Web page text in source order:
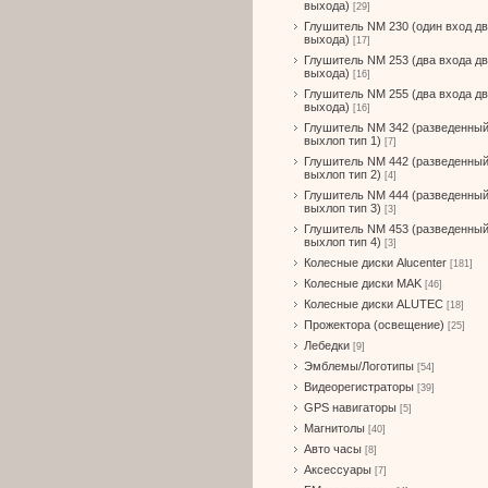
выхода) [29]
Глушитель NM 230 (один вход
выхода) [17]
Глушитель NM 253 (два входа
выхода) [16]
Глушитель NM 255 (два входа
выхода) [16]
Глушитель NM 342 (разведенный
выхлоп тип 1) [7]
Глушитель NM 442 (разведенный
выхлоп тип 2) [4]
Глушитель NM 444 (разведенный
выхлоп тип 3) [3]
Глушитель NM 453 (разведенный
выхлоп тип 4) [3]
Колесные диски Alucenter [181]
Колесные диски MAK [46]
Колесные диски ALUTEC [18]
Прожектора (освещение) [25]
Лебедки [9]
Эмблемы/Логотипы [54]
Видеорегистраторы [39]
GPS навигаторы [5]
Магнитолы [40]
Авто часы [8]
Аксессуары [7]